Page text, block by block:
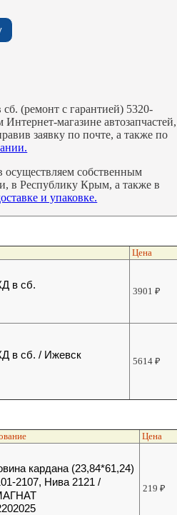
(ремонт с гарантией) 5320-
магазине автозапчастей,
заявку по почте, а также по
осуществляем собственным
в Республику Крым, а также в
и упаковке.
Цена
в сб.
3901₽
в сб. / Ижевск
5614₽
Цена
кардана (23,84*61,24)
2107, Нива 2121 /
219₽